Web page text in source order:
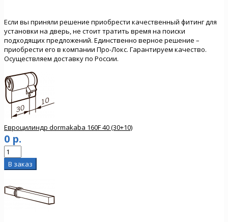
Если вы приняли решение приобрести качественный фитинг для
установки на дверь, не стоит тратить время на поиски
подходящих предложений. Единственно верное решение –
приобрести его в компании Про-Локс. Гарантируем качество.
Осуществляем доставку по России.
Евроцилиндр dormakaba 160F 40 (30+10)
0 р.